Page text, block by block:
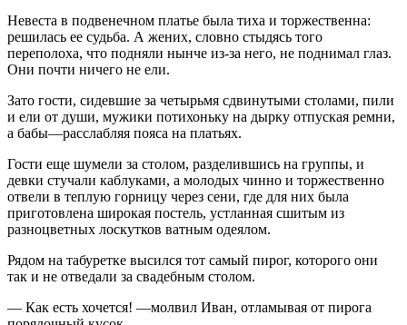
Невеста в подвенечном платье была тиха и торжественна:
решилась ее судьба. А жених, словно стыдясь того
переполоха, что подняли нынче из-за него, не поднимал глаз.
Они почти ничего не ели.
Зато гости, сидевшие за четырьмя сдвинутыми столами, пили
и ели от души, мужики потихоньку на дырку отпуская ремни,
а бабы—расслабляя пояса на платьях.
Гости еще шумели за столом, разделившись на группы, и
девки стучали каблуками, а молодых чинно и торжественно
отвели в теплую горницу через сени, где для них была
приготовлена широкая постель, устланная сшитым из
разноцветных лоскутков ватным одеялом.
Рядом на табуретке высился тот самый пирог, которого они
так и не отведали за свадебным столом.
— Как есть хочется! —молвил Иван, отламывая от пирога